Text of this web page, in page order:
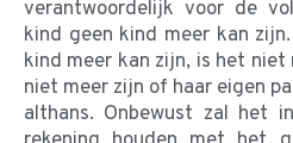
verantwoordelijk voor de
kind geen kind meer kan
kind meer kan zijn, is het
niet meer zijn of haar eigen
althans. Onbewust zal het